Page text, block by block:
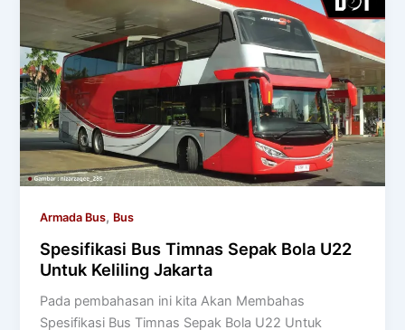
Armada Bus, Bus
Spesifikasi Bus Timnas Sepak Bola U22
Untuk Keliling Jakarta
Pada pembahasan ini kita Akan Membahas
Spesifikasi Bus Timnas Sepak Bola U22 Untuk